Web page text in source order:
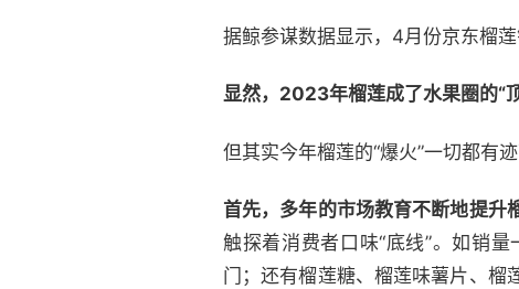
据鲸参谋数据显示，4月份京东榴
显然，2023年榴莲成了水果圈的“
但其实今年榴莲的“爆火”一切都有迹
首先，多年的市场教育不断地提升
触探着消费者口味“底线”。如销
门；还有榴莲糖、榴莲味薯片、榴